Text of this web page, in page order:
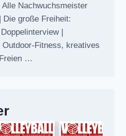
Nachwuchsmeister
Die große Freiheit:
|
Outdoor-Fitness, kreatives
…